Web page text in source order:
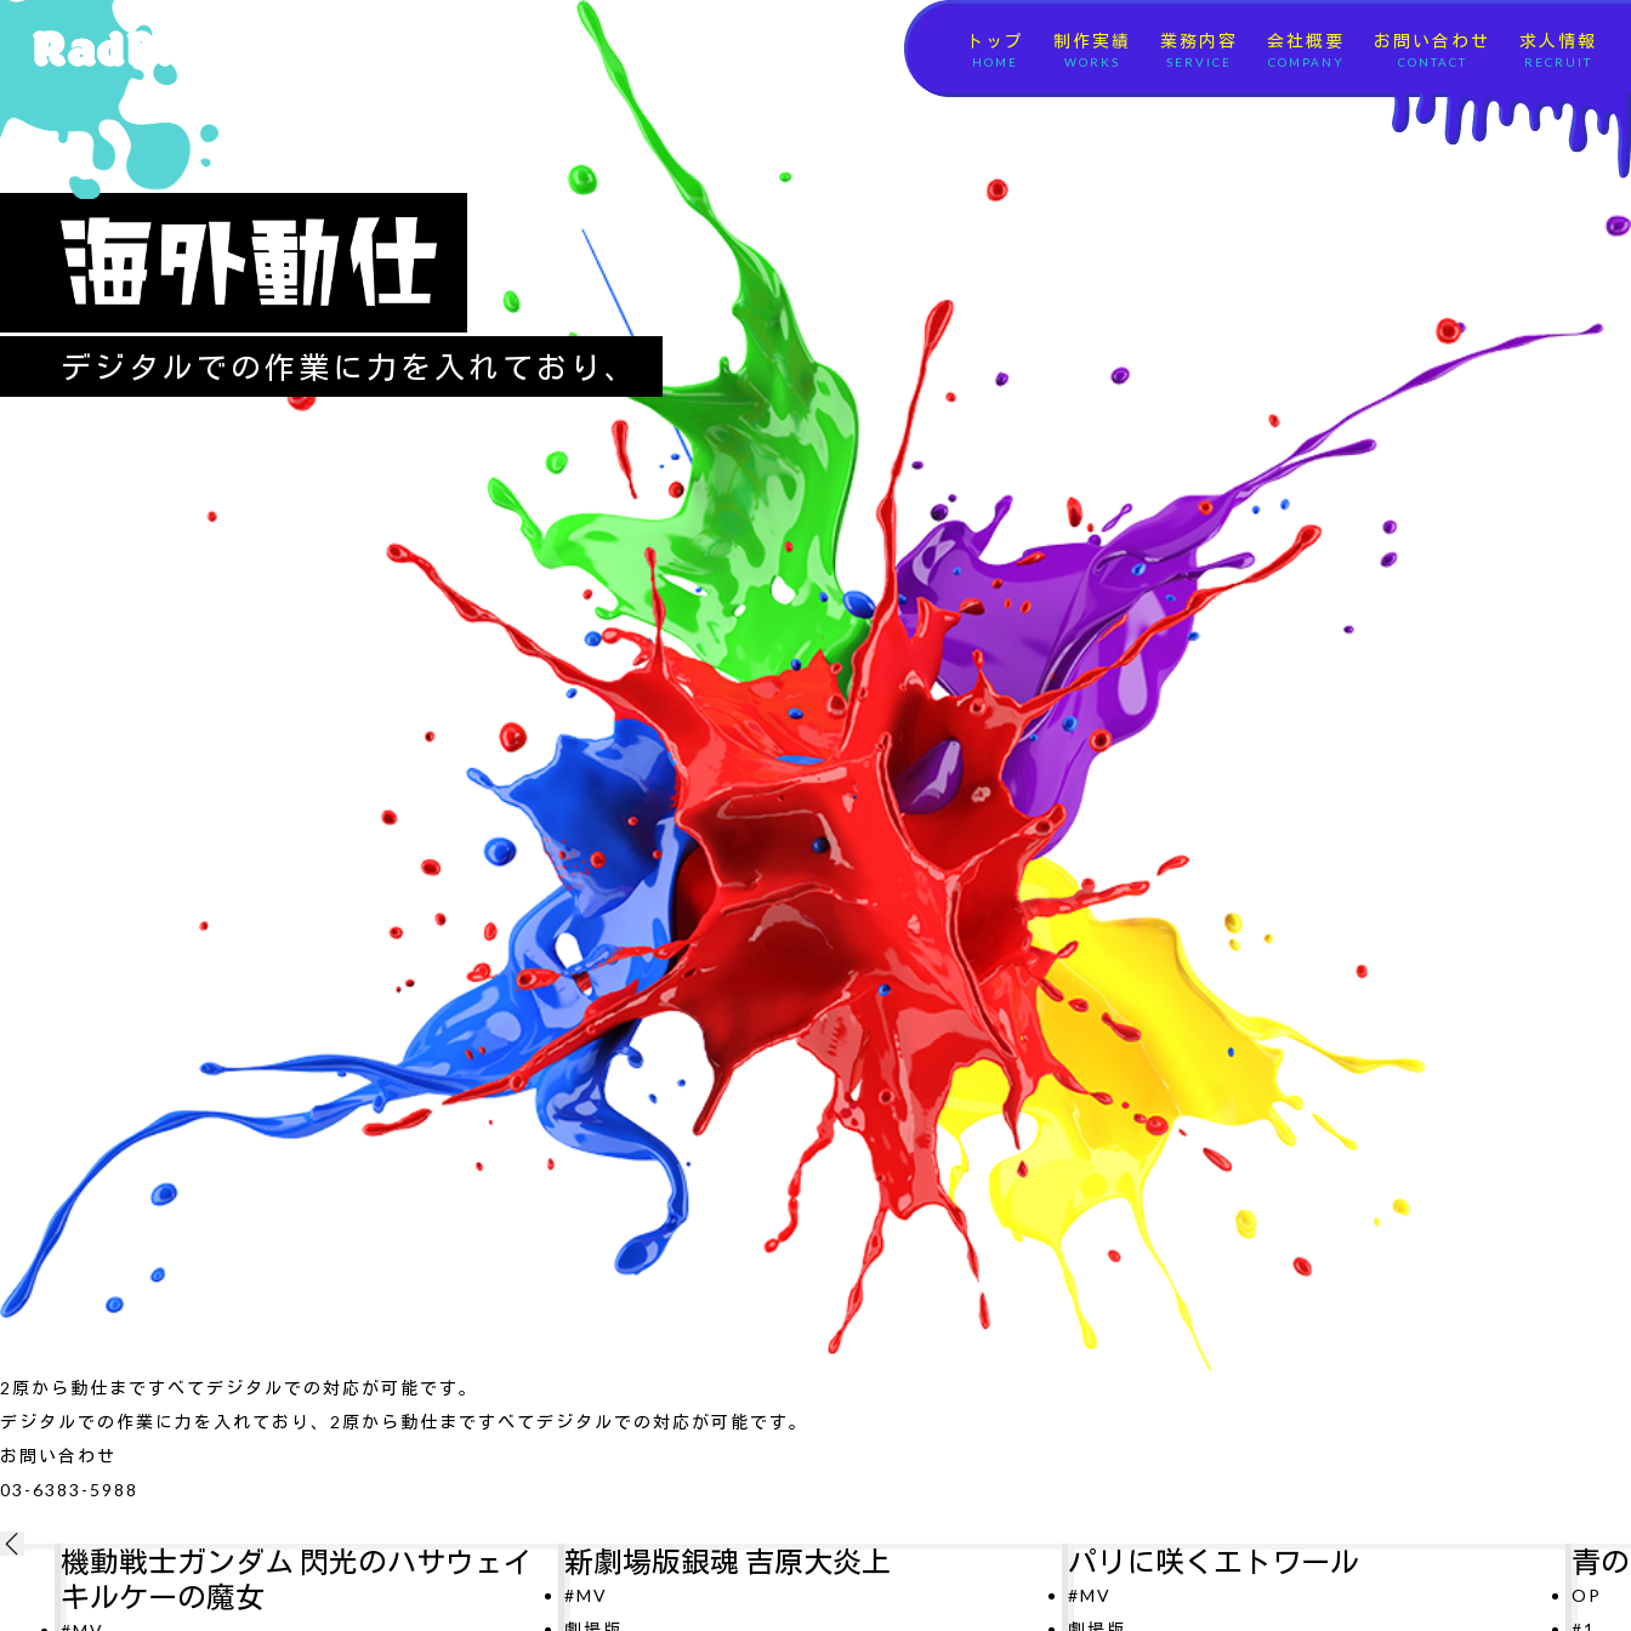
トップ
HOME
制作実績
WORKS
業務内容
SERVICE
会社概要
COMPANY
お問い合わせ
CONTACT
求人情報
RECRUIT
デジタルでの作業に力を入れており、
2原から動仕まですべてデジタルでの対応が可能です。
デジタルでの作業に力を入れており、2原から動仕まですべてデジタルでの対応が可能です。
お問い合わせ
03-6383-5988
ム 閃光のハサウェイ
新劇場版銀魂 吉原大炎上 パリに咲くエトワール 青のミブロ—芹沢暗殺